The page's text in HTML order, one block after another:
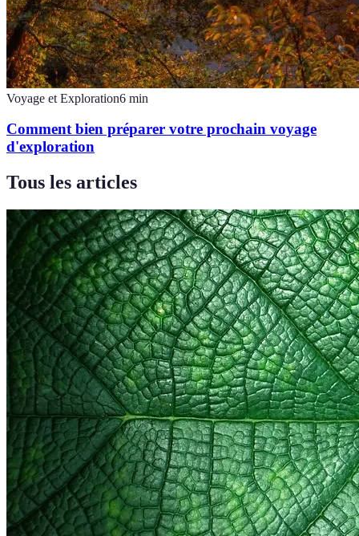
Voyage et Exploration6 min
Comment bien préparer votre prochain voyage
d'exploration
Tous les articles